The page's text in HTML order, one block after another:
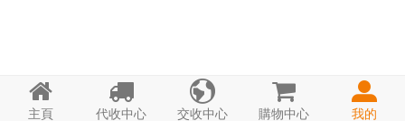

主頁

代收中心

交收中心

購物中心

我的